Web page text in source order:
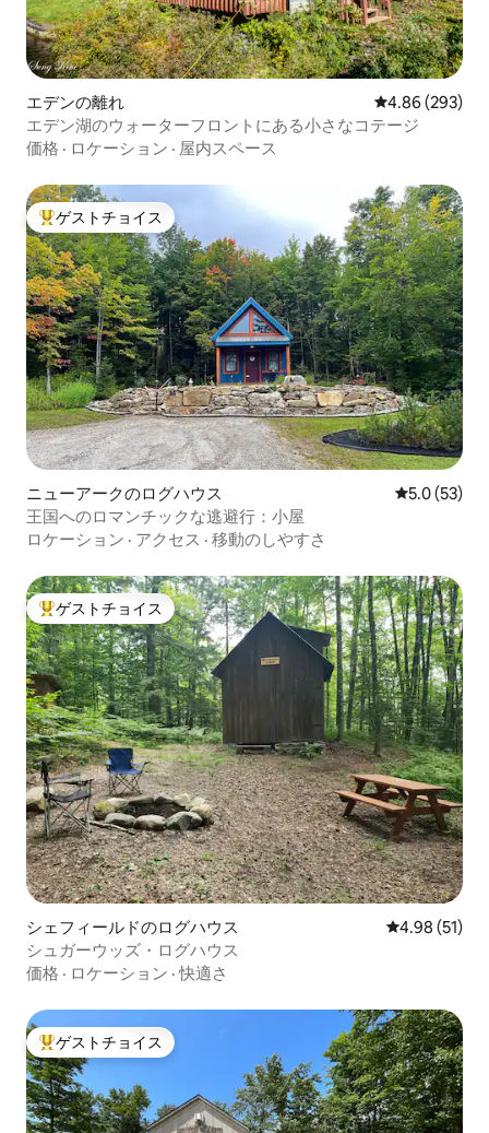
エデンの離れ レビュー293
4.86 (293)
エデン湖のウォーターフロントにある小さなコテージ
価格 · ロケーション · 屋内スペース
大好評のゲストチョイスです。
ゲストチョイス
ニューアークのログハウス レビュー53
5.0 (53)
王国へのロマンチックな逃避行：小屋
ロケーション · アクセス · 移動のしやすさ
大好評のゲストチョイスです。
ゲストチョイス
シェフィールドのログハウス レビュー51
4.98 (51)
シュガーウッズ・ログハウス
価格 · ロケーション ·快適さ
大好評のゲストチョイスです。
ゲストチョイス